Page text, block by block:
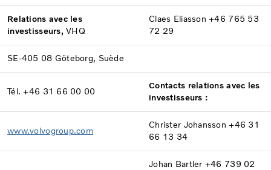
Relations avec les
investisseurs, VHQ
Claes Eliasson +46 765 53
72 29
SE-405 08 Göteborg, Suède
Tél. +46 31 66 00 00
Contacts relations avec les
investisseurs :
www.volvogroup.com
Christer Johansson +46 31
66 13 34
Johan Bartler +46 739 02